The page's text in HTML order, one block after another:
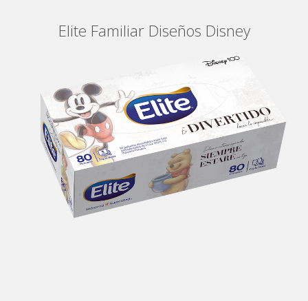
Elite Familiar Diseños Disney